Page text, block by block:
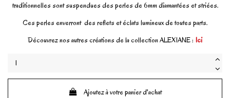
traditionnelles sont suspendues des perles de 6mm diamantées et striées.
Ces perles enverront des reflets et éclats lumineux de toutes parts.
Découvrez nos autres créations de la collection ALEXIANE : Ici
Ajoutez à votre panier d'achat